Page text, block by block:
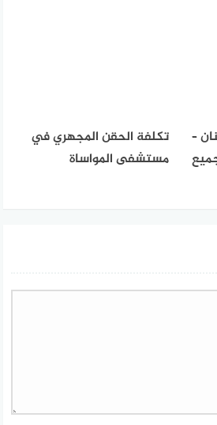
–
تكلفة الحقن المجهري في
مستشفى المواساة